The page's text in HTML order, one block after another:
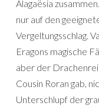
Alagaësia
nur auf den
Vergeltungsschlag.
Eragons magische
aber der
Cousin Roran gab,
Unterschlupf der